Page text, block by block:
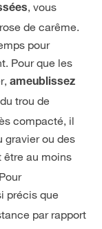
, vous
de carême.
pour
Pour que les
ameublissez
trou de
compacté, il
gravier ou des
être au moins
précis que
par rapport